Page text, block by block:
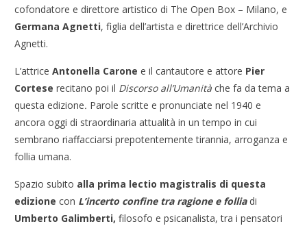
cofondatore e direttore artistico di The Open Box – Milano, e
Germana Agnetti, figlia dell’artista e direttrice dell’Archivio
Agnetti.
L’attriceAntonella Carone e il cantautore e attore Pier
Cortese recitano poi il Discorso all’Umanitàche fa da tema a
questa edizione. Parole scritte e pronunciate nel 1940 e
ancora oggi di straordinaria attualità in un tempo in cui
sembrano riaffacciarsi prepotentemente tirannia, arroganza e
follia umana.
Spazio subito alla prima lectio magistralis di questa
edizione con L’incerto confine tra ragione e follia di
Umberto Galimberti,filosofo e psicanalista, tra i pensatori